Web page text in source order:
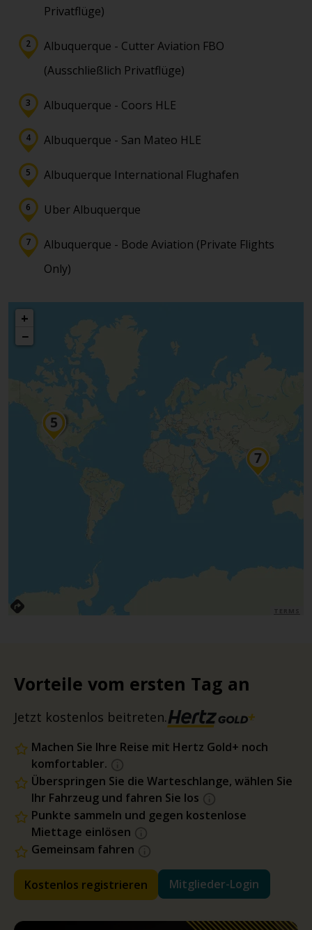
Privatflüge)
Albuquerque - Cutter Aviation FBO
(Ausschließlich Privatflüge)
Albuquerque - Coors HLE
Albuquerque - San Mateo HLE
Albuquerque International Flughafen
Uber Albuquerque
Albuquerque - Bode Aviation (Private Flights
Only)
+
−
Vorteile vom ersten Tag an
Jetzt kostenlos beitreten.
Machen Sie Ihre Reise mit Hertz Gold+ noch
komfortabler.
Überspringen Sie die Warteschlange, wählen Sie
Ihr Fahrzeug und fahren Sie los
Punkte sammeln und gegen kostenlose
Miettage einlösen
Gemeinsam fahren
Kostenlos registrieren Mitglieder-Login